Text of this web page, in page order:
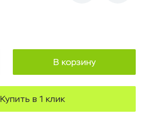
В корзину
Купить в 1 клик